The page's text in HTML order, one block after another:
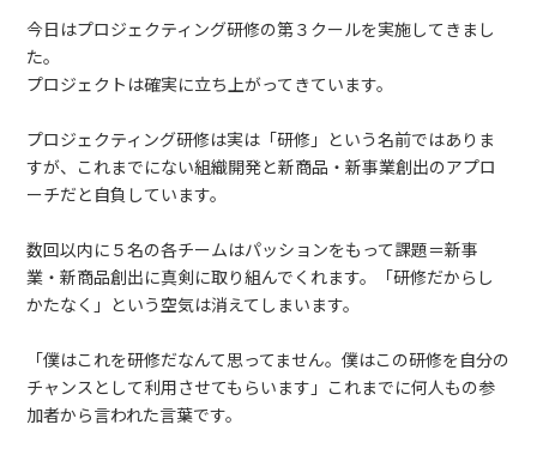
今日はプロジェクティング研修の第３クールを実施してきまし
た。
プロジェクトは確実に立ち上がってきています。
プロジェクティング研修は実は「研修」という名前ではありま
すが、これまでにない組織開発と新商品・新事業創出のアプロ
ーチだと自負しています。
数回以内に５名の各チームはパッションをもって課題＝新事
業・新商品創出に真剣に取り組んでくれます。「研修だからし
かたなく」という空気は消えてしまいます。
「僕はこれを研修だなんて思ってません。僕はこの研修を自分の
チャンスとして利用させてもらいます」これまでに何人もの参
加者から言われた言葉です。